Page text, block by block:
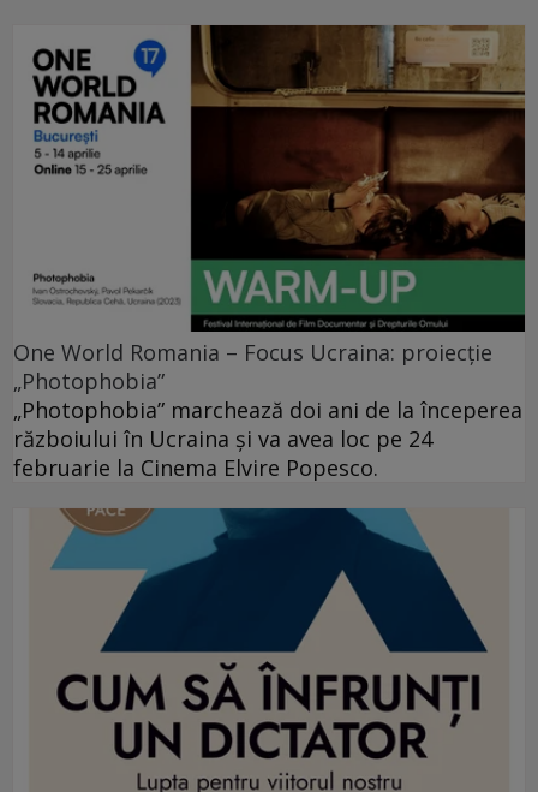
One World Romania – Focus Ucraina: proiecție
„Photophobia”
„Photophobia” marchează doi ani de la începerea
războiului în Ucraina și va avea loc pe 24
februarie la Cinema Elvire Popesco.